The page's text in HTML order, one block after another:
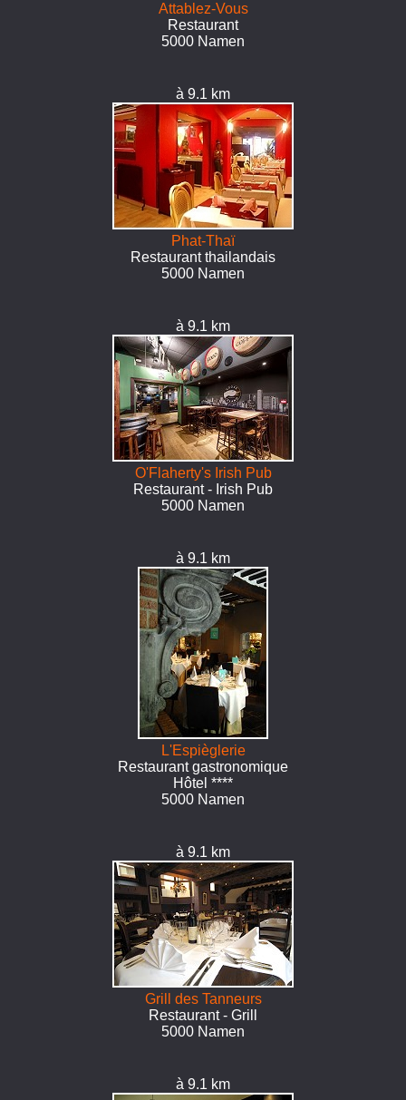
Attablez-Vous
Restaurant
5000 Namen
à 9.1 km
Phat-Thaï
Restaurant thailandais
5000 Namen
à 9.1 km
O'Flaherty's Irish Pub
Restaurant - Irish Pub
5000 Namen
à 9.1 km
L'Espièglerie
Restaurant gastronomique
Hôtel ****
5000 Namen
à 9.1 km
Grill des Tanneurs
Restaurant - Grill
5000 Namen
à 9.1 km